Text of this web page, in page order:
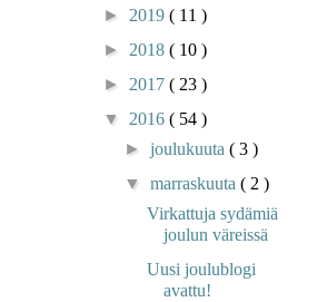
► 2019 ( 11 )
► 2018 ( 10 )
► 2017 ( 23 )
▼ 2016 ( 54 )
►joulukuuta( 3 )
▼marraskuuta( 2 )
Virkattuja sydämiä
joulun väreissä
Uusi joulublogi
avattu!